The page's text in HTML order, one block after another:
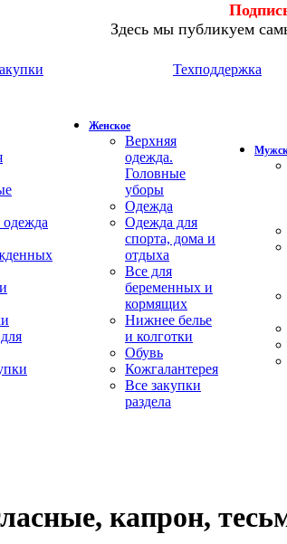
Здесь мы публикуем
Техподдержка
одежда
Женское
Верхняя
одежда.
Головные
уборы
Одежда
Одежда для
спорта, дома и
отдыха
Все для
беременных и
кормящих
Нижнее белье
и колготки
Обувь
Кожгалантерея
Все закупки
раздела
капрон,